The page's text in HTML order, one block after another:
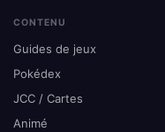
CONTENU
Guides de jeux
Pokédex
JCC / Cartes
Animé